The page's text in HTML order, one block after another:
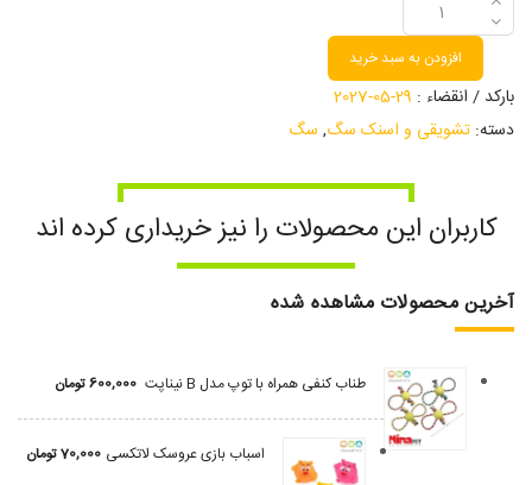
افزودن به سبد خرید
بارکد / انقضاء : 29-05-2027
دسته:تشویقی و اسنک سگ, سگ
کاربران این محصولات را نیز خریداری کرده اند
آخرین محصولات مشاهده شده
طناب کنفی همراه با توپ مدل B نیناپت 600,000تومان
اسباب بازی عروسک لاتکسی 70,000تومان